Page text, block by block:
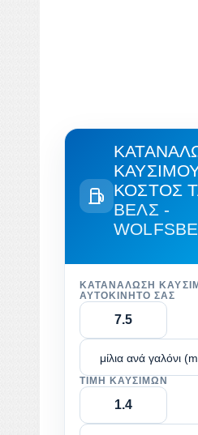
ΚΌΣΤΟΣ
ΒΕΛΣ -
ΚΑΤΑΝΆΛΩΣΗ
ΑΥΤΟΚΊΝΗΤΌ ΣΑΣ
μίλια ανά γαλόνι
ΤΙΜΉ ΚΑΥΣΊΜΩΝ